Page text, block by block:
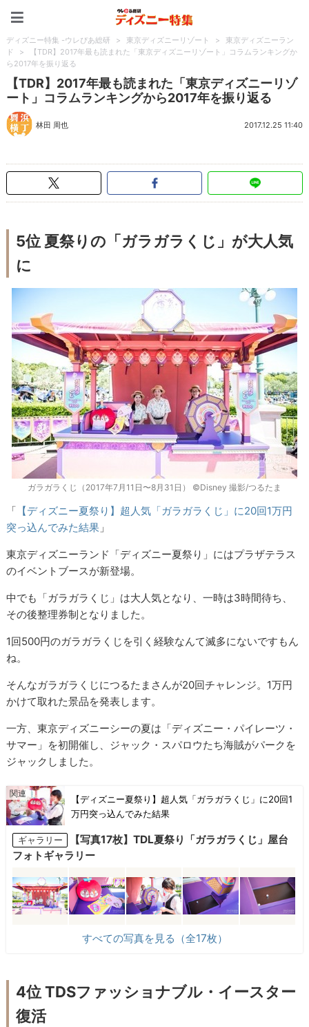
ディズニー特集 -ウレぴあ総研 > 東京ディズニーリゾート >
東京ディズニーラン
ド
>
【TDR】2017年最も読まれた「東京ディズニーリゾート」コラムランキングか
ら2017年を振り返る
【TDR】2017年最も読まれた「東京ディズニーリゾ
ート」コラムランキングから2017年を振り返る
林田 周也 2017.12.25 11:40
5位 夏祭りの「ガラガラくじ」が大人気
に
ガラガラくじ（2017年7月11日〜8月31日） ©︎Disney 撮影/つるたま
「 【ディズニー夏祭り】超人気「ガラガラくじ」に20回1万円
突っ込んでみた結果 」
東京ディズニーランド「ディズニー夏祭り」にはプラザテラス
のイベントブースが新登場。
中でも「ガラガラくじ」は大人気となり、一時は3時間待ち、
その後整理券制となりました。
1回500円のガラガラくじを引く経験なんて滅多にないですもん
ね。
そんなガラガラくじにつるたまさんが20回チャレンジ。1万円
かけて取れた景品を発表します。
一方、東京ディズニーシーの夏は「ディズニー・パイレーツ・
サマー」を初開催し、ジャック・スパロウたち海賊がパークを
ジャックしました。
【ディズニー夏祭り】超人気「ガラガラくじ」に20回1
万円突っ込んでみた結果
ギャラリー
【写真17枚】TDL夏祭り「ガラガラくじ」屋台
フォトギャラリー
すべての写真を見る（全17枚）
4位 TDSファッショナブル・イースター
復活